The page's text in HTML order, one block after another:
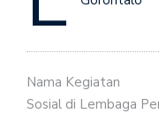
Nama
Sosial di Lembaga